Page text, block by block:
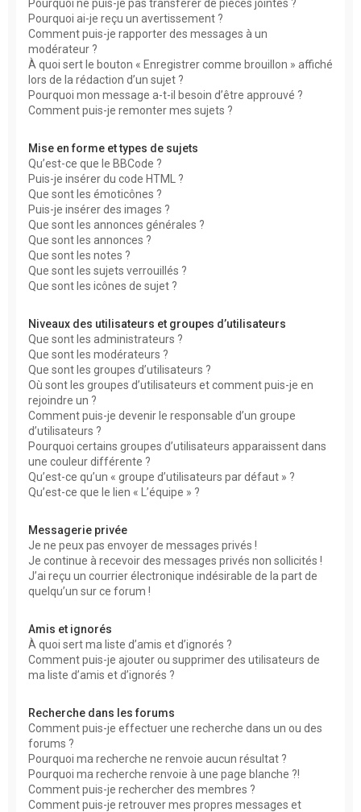
Pourquoi ne puis-je pas transférer de pièces jointes ?
Pourquoi ai-je reçu un avertissement ?
Comment puis-je rapporter des messages à un
modérateur ?
À quoi sert le bouton « Enregistrer comme brouillon » affiché
lors de la rédaction d’un sujet ?
Pourquoi mon message a-t-il besoin d’être approuvé ?
Comment puis-je remonter mes sujets ?
Mise en forme et types de sujets
Qu’est-ce que le BBCode ?
Puis-je insérer du code HTML ?
Que sont les émoticônes ?
Puis-je insérer des images ?
Que sont les annonces générales ?
Que sont les annonces ?
Que sont les notes ?
Que sont les sujets verrouillés ?
Que sont les icônes de sujet ?
Niveaux des utilisateurs et groupes d’utilisateurs
Que sont les administrateurs ?
Que sont les modérateurs ?
Que sont les groupes d’utilisateurs ?
Où sont les groupes d’utilisateurs et comment puis-je en
rejoindre un ?
Comment puis-je devenir le responsable d’un groupe
d’utilisateurs ?
Pourquoi certains groupes d’utilisateurs apparaissent dans
une couleur différente ?
Qu’est-ce qu’un « groupe d’utilisateurs par défaut » ?
Qu’est-ce que le lien « L’équipe » ?
Messagerie privée
Je ne peux pas envoyer de messages privés !
Je continue à recevoir des messages privés non sollicités !
J’ai reçu un courrier électronique indésirable de la part de
quelqu’un sur ce forum !
Amis et ignorés
À quoi sert ma liste d’amis et d’ignorés ?
Comment puis-je ajouter ou supprimer des utilisateurs de
ma liste d’amis et d’ignorés ?
Recherche dans les forums
Comment puis-je effectuer une recherche dans un ou des
forums ?
Pourquoi ma recherche ne renvoie aucun résultat ?
Pourquoi ma recherche renvoie à une page blanche ?!
Comment puis-je rechercher des membres ?
Comment puis-je retrouver mes propres messages et